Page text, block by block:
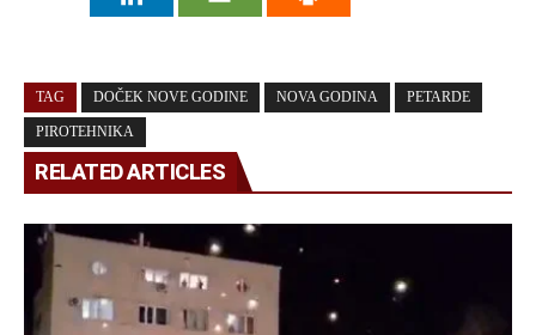
TAG DOČEK NOVE GODINE NOVA GODINA PETARDE
PIROTEHNIKA
RELATED ARTICLES